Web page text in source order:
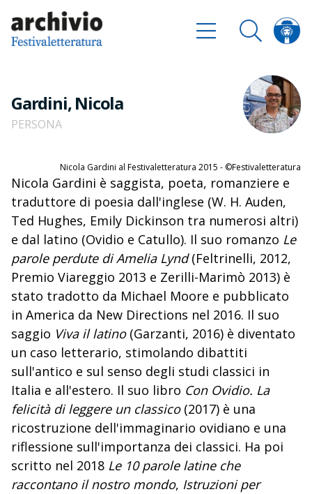
Gardini, Nicola
PERSONA
Nicola Gardini al Festivaletteratura 2015 - ©Festivaletteratura
Nicola Gardini è saggista, poeta, romanziere e
traduttore di poesia dall'inglese (W. H. Auden,
Ted Hughes, Emily Dickinson tra numerosi altri)
e dal latino (Ovidio e Catullo). Il suo romanzo Le
parole perdute di Amelia Lynd(Feltrinelli, 2012,
Premio Viareggio 2013 e Zerilli-Marimò 2013) è
stato tradotto da Michael Moore e pubblicato
in America da New Directions nel 2016. Il suo
saggio Viva il latino(Garzanti, 2016) è diventato
un caso letterario, stimolando dibattiti
sull'antico e sul senso degli studi classici in
Italia e all'estero. Il suo libro Con Ovidio. La
felicità di leggere un classico(2017) è una
ricostruzione dell'immaginario ovidiano e una
riflessione sull'importanza dei classici. Ha poi
scritto nel 2018 Le 10 parole latine che
raccontano il nostro mondo, Istruzioni per